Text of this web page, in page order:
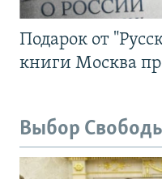
Подарок от
книги Москва
Выбор